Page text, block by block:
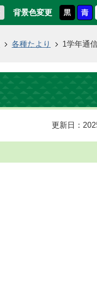
背景色変更
各種たより 1学年通
更新日：